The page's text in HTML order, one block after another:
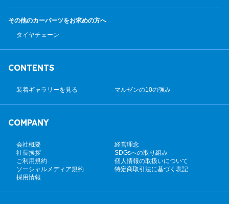
その他のカーパーツをお求めの方へ
タイヤチェーン
CONTENTS
装着ギャラリーを見る マルゼンの10の強み
COMPANY
会社概要
経営理念
社長挨拶
SDGsへの取り組み
ご利用規約
個人情報の取扱いについて
ソーシャルメディア規約
特定商取引法に基づく表記
採用情報